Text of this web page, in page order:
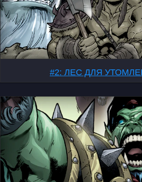
#2: ЛЕС ДЛЯ